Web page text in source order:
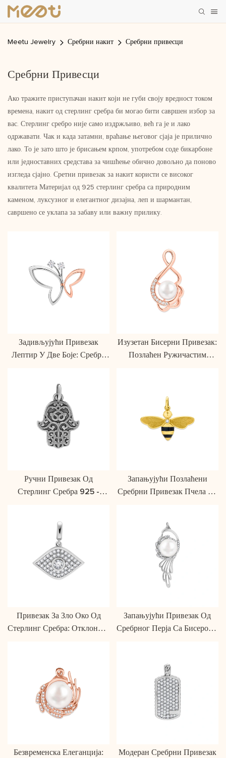
Meetu Jewelry Сребрни накит Сребрни привесци
Сребрни Привесци
Ако тражите приступачан накит који не губи своју вредност током
времена, накит од стерлинг сребра би могао бити савршен избор за
вас. Стерлинг сребро није само издржљиво, већ га је и лако
одржавати. Чак и када затамни, враћање његовог сјаја је прилично
лако. То је зато што је брисањем крпом, употребом соде бикарбоне
или једноставних средстава за чишћење обично довољно да поново
изгледа сјајно. Сретни привезак за накит користи се високог
квалитета Материјал од 925 стерлинг сребра са природним
каменом, луксузног и елегантног дизајна, леп и шармантан,
савршено се уклапа за забаву или важну прилику.
Задивљујући Привезак
Лептир У Две Боје: Сребро
Изузетан Бисерни Привезак:
Позлаћен Ружичастим
Ручни Привезак Од
Стерлинг Сребра 925 -
Запањујући Позлаћени
Сребрни Привезак Пчела Са
Привезак За Зло Око Од
Стерлинг Сребра: Отклоните
Запањујући Привезак Од
Сребрног Перја Са Бисером -
Безвременска Елеганција:
Модеран Сребрни Привезак